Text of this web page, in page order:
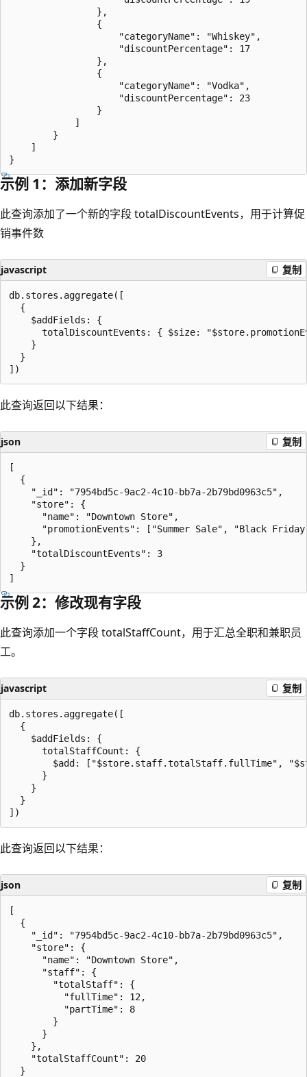
                },
                {
                    "categoryName": "Whiskey",
                    "discountPercentage": 17
                },
                {
                    "categoryName": "Vodka",
                    "discountPercentage": 23
                }
            ]
        }
    ]
示例 1：添加新字段
此查询添加了一个新的字段 totalDiscountEvents，用于计算促
销事件数
javascript 复制
db.stores.aggregate([
  {
    $addFields: {
totalDiscountEvents: { $size:
    }
  }
此查询返回以下结果：
json 复制
[
  {
    "_id": "7954bd5c-9ac2-4c10-bb7a-2b79bd0963c5",
    "store": {
      "name": "Downtown Store",
"promotionEvents": ["Summer Sale", "Black
    },
    "totalDiscountEvents": 3
  }
示例 2：修改现有字段
此查询添加一个字段 totalStaffCount，用于汇总全职和兼职员
工。
javascript 复制
db.stores.aggregate([
  {
    $addFields: {
      totalStaffCount: {
$add: ["$store.staff.totalStaff.fullTime",
      }
    }
  }
此查询返回以下结果：
json 复制
[
  {
    "_id": "7954bd5c-9ac2-4c10-bb7a-2b79bd0963c5",
    "store": {
      "name": "Downtown Store",
      "staff": {
        "totalStaff": {
          "fullTime": 12,
          "partTime": 8
        }
      }
    },
    "totalStaffCount": 20
  }